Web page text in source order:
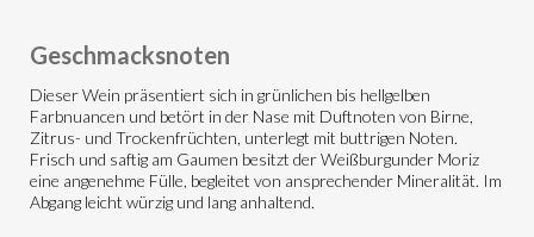
Geschmacksnoten
Dieser Wein präsentiert sich in grünlichen bis hellgelben
Farbnuancen und betört in der Nase mit Duftnoten von Birne,
Zitrus- und Trockenfrüchten, unterlegt mit buttrigen Noten.
Frisch und saftig am Gaumen besitzt der Weißburgunder Moriz
eine angenehme Fülle, begleitet von ansprechender Mineralität. Im
Abgang leicht würzig und lang anhaltend.